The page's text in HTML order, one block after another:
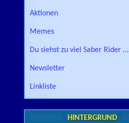
Aktionen
Memes
Du siehst zu viel Saber Rider …
Newsletter
Linkliste
HINTERGRUND